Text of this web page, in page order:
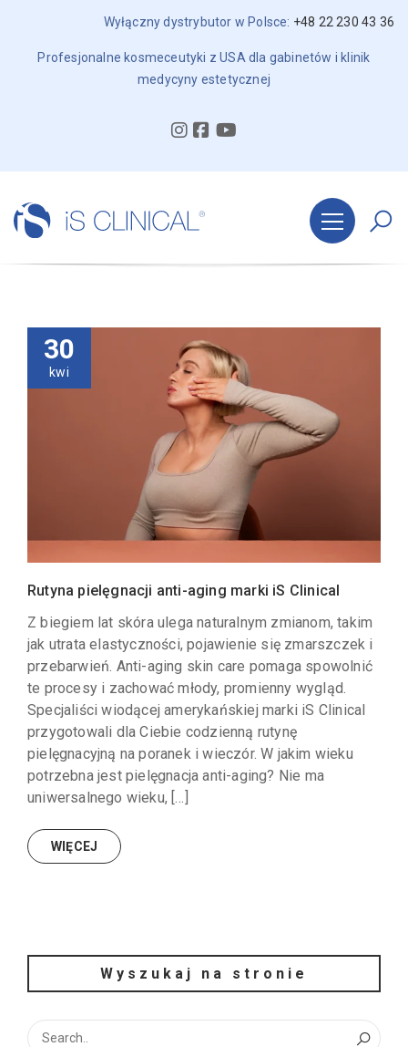
Wyłączny dystrybutor w Polsce: +48 22 230 43 36
Profesjonalne kosmeceutyki z USA dla gabinetów i klinik
medycyny estetycznej
30
kwi
Rutyna pielęgnacji anti-aging marki iS Clinical
Z biegiem lat skóra ulega naturalnym zmianom, takim
jak utrata elastyczności, pojawienie się zmarszczek i
przebarwień. Anti-aging skin care pomaga spowolnić
te procesy i zachować młody, promienny wygląd.
Specjaliści wiodącej amerykańskiej marki iS Clinical
przygotowali dla Ciebie codzienną rutynę
pielęgnacyjną na poranek i wieczór. W jakim wieku
potrzebna jest pielęgnacja anti-aging? Nie ma
uniwersalnego wieku, […]
WIĘCEJ
Wyszukaj na stronie